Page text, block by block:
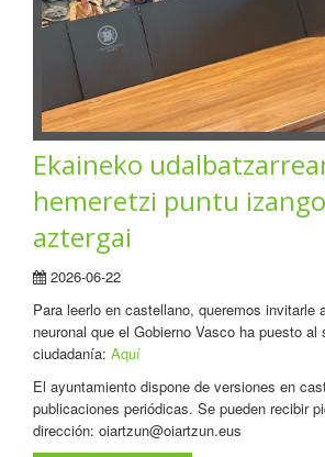
Ekaineko
hemeretzi puntu
aztergai
2026-06-22
Para leerlo en castellano, queremos invitarle
neuronal que el Gobierno Vasco ha puesto al
ciudadanía: Aquí
El ayuntamiento dispone de versiones en
publicaciones periódicas. Se pueden recibir
dirección: oiartzun@oiartzun.eus